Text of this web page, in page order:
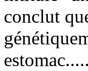
conclut